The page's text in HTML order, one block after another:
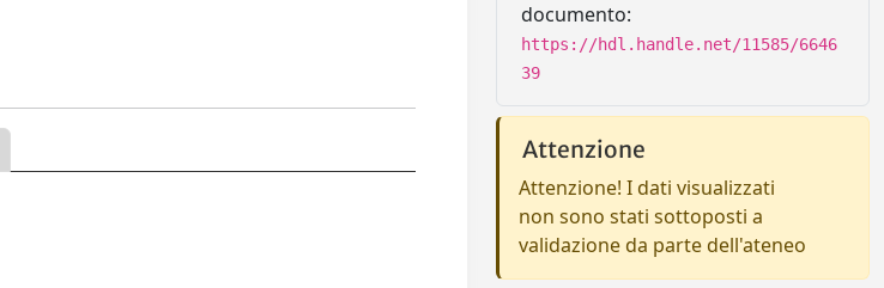
documento:
https://hdl.handle.net/11585/6646
39
Attenzione
Attenzione! I dati visualizzati
non sono stati sottoposti a
validazione da parte dell'ateneo